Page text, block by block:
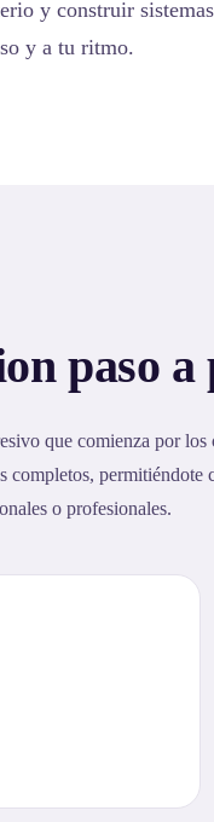
y construir
y a tu ritmo.
paso a
que comienza por los
completos,
o profesionales.